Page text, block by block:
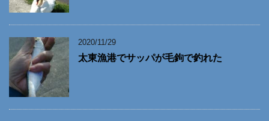
2020/11/29
太東漁港でサッパが毛鉤で釣れた